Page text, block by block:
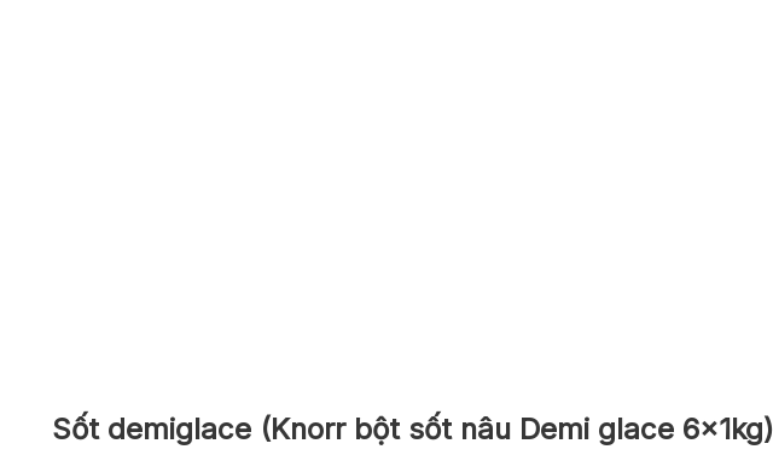
Sốt demiglace (Knorr bột sốt nâu Demi glace 6x1kg)